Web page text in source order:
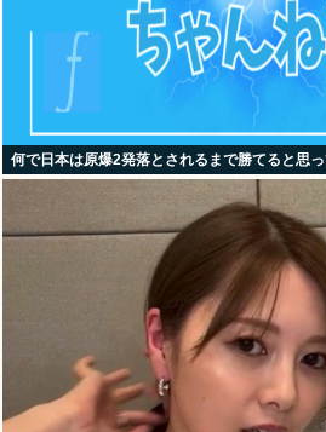
何で日本は原爆2発落とされるまで勝てると思